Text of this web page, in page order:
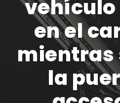
en el
mientras
la